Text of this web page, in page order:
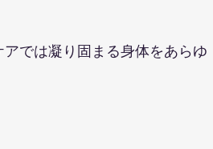
アでは凝り固まる身体をあらゆ